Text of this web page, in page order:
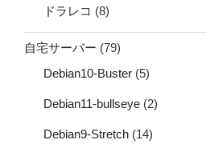
ドラレコ (8)
自宅サーバー (79)
Debian10-Buster (5)
Debian11-bullseye (2)
Debian9-Stretch (14)